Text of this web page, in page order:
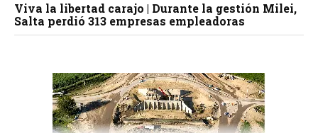
Viva la libertad carajo | Durante la gestión Milei,
Salta perdió 313 empresas empleadoras